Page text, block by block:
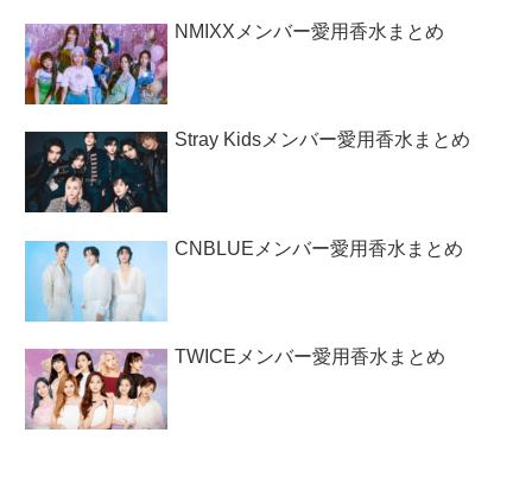
NMIXXメンバー愛用香水まとめ
Stray Kidsメンバー愛用香水まとめ
CNBLUEメンバー愛用香水まとめ
TWICEメンバー愛用香水まとめ